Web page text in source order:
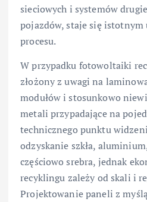
sieciowych i systemów
pojazdów, staje się istotnym
procesu.
W przypadku fotowoltaiki
złożony z uwagi na
modułów i stosunkowo
metali przypadające na
technicznego punktu
odzyskanie szkła,
częściowo srebra, jednak
recyklingu zależy od skali i
Projektowanie paneli z